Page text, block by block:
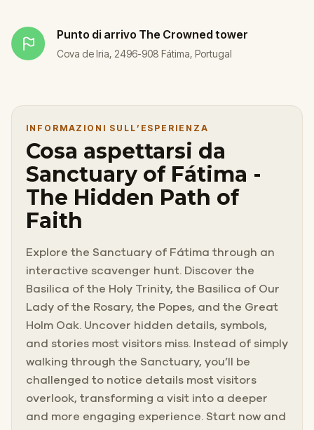
Punto di arrivo The Crowned tower
Cova de Iria, 2496-908 Fátima, Portugal
INFORMAZIONI SULL’ESPERIENZA
Cosa aspettarsi da
Sanctuary of Fátima -
The Hidden Path of
Faith
Explore the Sanctuary of Fátima through an
interactive scavenger hunt. Discover the
Basilica of the Holy Trinity, the Basilica of Our
Lady of the Rosary, the Popes, and the Great
Holm Oak. Uncover hidden details, symbols,
and stories most visitors miss. Instead of simply
walking through the Sanctuary, you’ll be
challenged to notice details most visitors
overlook, transforming a visit into a deeper
and more engaging experience. Start now and